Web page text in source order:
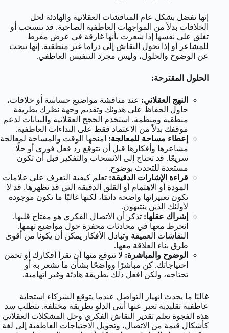
إنها تفضل بشكل عام المناقشات العقلانية والهادئة لحل
الخلافات بدلاً من المواجهات العاطفية الصاخبة. قد تنسحب أو
تغلق على نفسها إذا شعرت بأنها غارقة في عرض مفرط
للمشاعر أو إذا تحول النقاش إلى دراما غير منطقية. إنها تبحث
عن الوضوح والحلول، وليس مجرد التنفيس العاطفي.
الحلول المقترحة:
النهج العقلاني: عند مناقشة مواضيع حساسة أو خلافات،
حاول الحفاظ على هدوئك وتقديم وجهة نظرك بطريقة
منطقية ومنظمة. استخدم الحجج العقلانية والبيانات لدعم
موقفك بدلاً من الاعتماد فقط على النداءات العاطفية.
إعطاء مساحة للمعالجة: امنحها الوقت والمساحة لمعالجة
مشاعرها وأفكارها قبل أن تتوقع رد فعل فوري أو حلًا
سريعًا. قد تحتاج إلى الانسحاب والتفكير قبل أن تكون
مستعدة للتحدث بوضوح.
قراءة الإشارات الدقيقة: تعلم كيفية التعرف على علامات
المودة أو الاهتمام أو القلق الدقيقة التي قد تظهرها. قد لا
تكون تعبيراتها واضحة دائمًا، لكنها غالبًا ما تكون موجودة
لأولئك الذين ينتبهون.
إشراك عقلها: تذكر أن الاتصال الفكري هو مفتاح قلبها.
انخرط معها في محادثات محفزة حول مواضيع تهمها.
النقاشات العميقة وتبادل الأفكار يمكن أن يكونا من أقوى
طرق بناء العلاقة معها.
الوضوح والمباشرة: لا تتوقع منها أن تقرأ أفكارك أو تخمن
احتياجاتك. كن مباشرًا وواضحًا بشأن ما تشعر به أو
تحتاجه، ولكن افعل ذلك بطريقة هادئة وغير اتهامية.
غالبًا ما يحدث انهيار التواصل عندما يتوقع الشركاء استجابة
عاطفية تقليدية تعبر عنها أنثى الدلو بطريقة مختلفة. يتطلب سد
هذه الفجوة تعلم تقدير النقاش الفكري وحل المشكلات العقلاني
كأشكال قيمة من الاتصال، وتحويل الاحتياجات العاطفية إلى لغة